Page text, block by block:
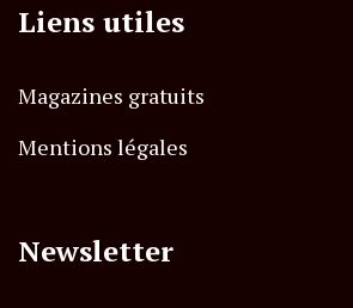
Liens utiles
Magazines gratuits
Mentions légales
Newsletter